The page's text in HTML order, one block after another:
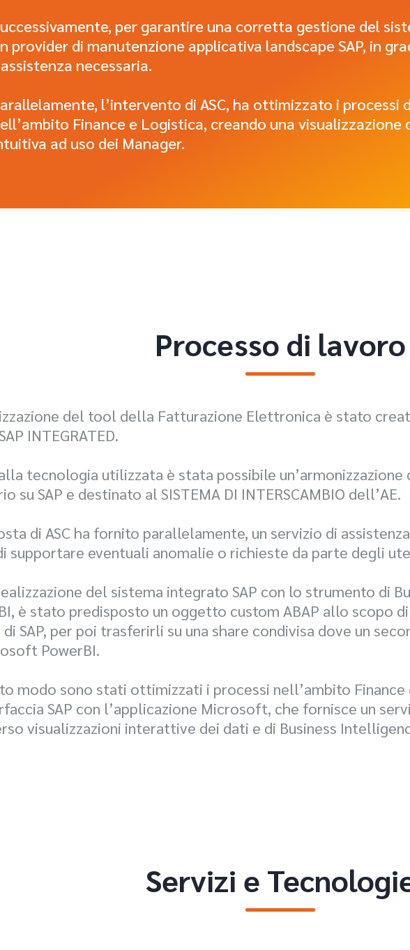
per garantire una corretta gestione del
provider di manutenzione applicativa landscape SAP, in
necessaria.
l’intervento di ASC, ha ottimizzato i processi
Finance e Logistica, creando una visualizzazione
ad uso dei Manager.
Processo di lavoro
del tool della Fatturazione Elettronica è stato
INTEGRATED.
tecnologia utilizzata è stata possibile
su SAP e destinato al SISTEMA DI INTERSCAMBIO dell’AE.
di ASC ha fornito parallelamente, un servizio di
supportare eventuali anomalie o richieste da parte degli
del sistema integrato SAP con lo strumento di
è stato predisposto un oggetto custom ABAP allo scopo
SAP, per poi trasferirli su una share condivisa dove un
PowerBI.
modo sono stati ottimizzati i processi nell’ambito
SAP con l’applicazione Microsoft, che fornisce un
visualizzazioni interattive dei dati e di Business
Servizi e